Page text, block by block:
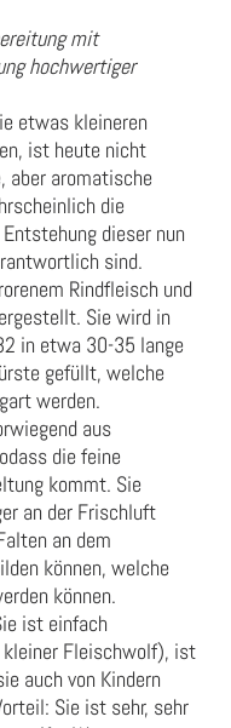
mit
hochwertiger
etwas kleineren
ist heute nicht
aber aromatische
die
dieser nun
sind.
Rindfleisch und
Sie wird in
in etwa 30-35 lange
gefüllt, welche
werden.
aus
die feine
kommt. Sie
an der Frischluft
an dem
können, welche
können.
ist einfach
Fleischwolf), ist
auch von Kindern
Sie ist sehr, sehr